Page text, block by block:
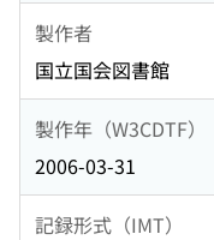
製作者
国立国会図書館
製作年（W3CDTF）
2006-03-31
記録形式（IMT）